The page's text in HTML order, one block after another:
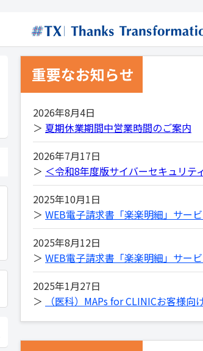
2026年8月4日
＞ 夏期休業期間中営業時間のご案内
2026年7月17日
＞ ＜令和8年度版サイバーセキュリ
2025年10月1日
＞ WEB電子請求書「楽楽明細」サー
2025年8月12日
＞ WEB電子請求書「楽楽明細」サー
2025年1月27日
＞
（医科）MAPs for CLINICお客様